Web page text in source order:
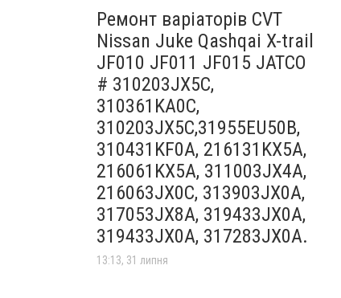
Ремонт варіаторів CVT
Nissan Juke Qashqai X-trail
JF010 JF011 JF015 JATCO
# 310203JX5C,
310361KA0C,
310203JX5C,31955EU50B,
310431KF0A, 216131KX5A,
216061KX5A, 311003JX4A,
216063JX0C, 313903JX0A,
317053JX8A, 319433JX0A,
319433JX0A, 317283JX0A.
13:13, 31 липня